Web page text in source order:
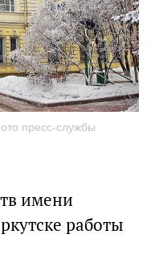
пресс-службы
имени
работы